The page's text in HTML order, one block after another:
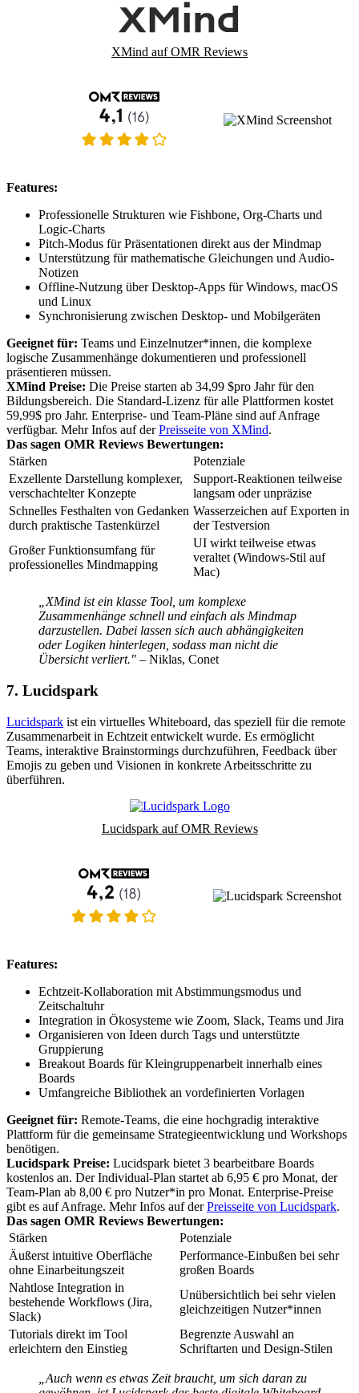
XMind auf OMR Reviews
Features:
Professionelle Strukturen wie Fishbone, Org-Charts und
Logic-Charts
Pitch-Modus für Präsentationen direkt aus der Mindmap
Unterstützung für mathematische Gleichungen und Audio-
Notizen
Offline-Nutzung über Desktop-Apps für Windows, macOS
und Linux
Synchronisierung zwischen Desktop- und Mobilgeräten
Geeignet für: Teams und Einzelnutzer*innen, die komplexe
logische Zusammenhänge dokumentieren und professionell
präsentieren müssen.
XMind Preise: Die Preise starten ab 34,99 $pro Jahr für den
Bildungsbereich. Die Standard-Lizenz für alle Plattformen kostet
59,99$ pro Jahr. Enterprise- und Team-Pläne sind auf Anfrage
verfügbar. Mehr Infos auf derPreisseite von XMind.
Das sagen OMR Reviews Bewertungen:
Stärken
Potenziale
Exzellente Darstellung komplexer,
verschachtelter Konzepte
Support-Reaktionen teilweise
langsam oder unpräzise
Schnelles Festhalten von Gedanken
durch praktische Tastenkürzel
Wasserzeichen auf Exporten in
der Testversion
Großer Funktionsumfang für
professionelles Mindmapping
UI wirkt teilweise etwas
veraltet (Windows-Stil auf
Mac)
„XMind ist ein klasse Tool, um komplexe
Zusammenhänge schnell und einfach als Mindmap
darzustellen. Dabei lassen sich auch abhängigkeiten
oder Logiken hinterlegen, sodass man nicht die
Übersicht verliert." – Niklas, Conet
7. Lucidspark
Lucidspark ist ein virtuelles Whiteboard, das speziell für die remote
Zusammenarbeit in Echtzeit entwickelt wurde. Es ermöglicht
Teams, interaktive Brainstormings durchzuführen, Feedback über
Emojis zu geben und Visionen in konkrete Arbeitsschritte zu
überführen.
Lucidspark auf OMR Reviews
Features:
Echtzeit-Kollaboration mit Abstimmungsmodus und
Zeitschaltuhr
Integration in Ökosysteme wie Zoom, Slack, Teams und Jira
Organisieren von Ideen durch Tags und unterstützte
Gruppierung
Breakout Boards für Kleingruppenarbeit innerhalb eines
Boards
Umfangreiche Bibliothek an vordefinierten Vorlagen
Geeignet für: Remote-Teams, die eine hochgradig interaktive
Plattform für die gemeinsame Strategieentwicklung und Workshops
benötigen.
Lucidspark Preise: Lucidspark bietet 3 bearbeitbare Boards
kostenlos an. Der Individual-Plan startet ab 6,95 € pro Monat, der
Team-Plan ab 8,00 € pro Nutzer*in pro Monat. Enterprise-Preise
gibt es auf Anfrage. Mehr Infos auf derPreisseite von Lucidspark.
Das sagen OMR Reviews Bewertungen:
Stärken
Potenziale
Äußerst intuitive Oberfläche
ohne Einarbeitungszeit
Performance-Einbußen bei sehr
großen Boards
Nahtlose Integration in
bestehende Workflows (Jira,
Slack)
Unübersichtlich bei sehr vielen
gleichzeitigen Nutzer*innen
Tutorials direkt im Tool
erleichtern den Einstieg
Begrenzte Auswahl an
Schriftarten und Design-Stilen
„Auch wenn es etwas Zeit braucht, um sich daran zu